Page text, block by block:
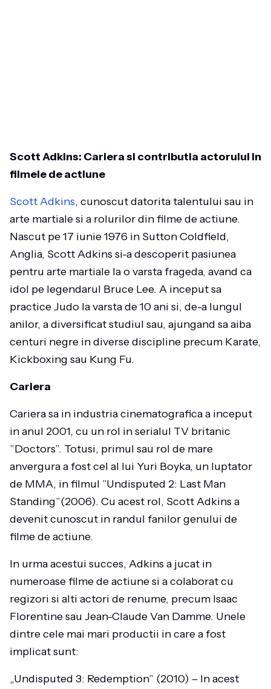
Scott Adkins: Cariera si contributia actorului in
filmele de actiune
Scott Adkins, cunoscut datorita talentului sau in
arte martiale si a rolurilor din filme de actiune.
Nascut pe 17 iunie 1976 in Sutton Coldfield,
Anglia, Scott Adkins si-a descoperit pasiunea
pentru arte martiale la o varsta frageda, avand ca
idol pe legendarul Bruce Lee. A inceput sa
practice Judo la varsta de 10 ani si, de-a lungul
anilor, a diversificat studiul sau, ajungand sa aiba
centuri negre in diverse discipline precum Karate,
Kickboxing sau Kung Fu.
Cariera
Cariera sa in industria cinematografica a inceput
in anul 2001, cu un rol in serialul TV britanic
”Doctors”. Totusi, primul sau rol de mare
anvergura a fost cel al lui Yuri Boyka, un luptator
de MMA, in filmul ”Undisputed 2: Last Man
Standing”(2006). Cu acest rol, Scott Adkins a
devenit cunoscut in randul fanilor genului de
filme de actiune.
In urma acestui succes, Adkins a jucat in
numeroase filme de actiune si a colaborat cu
regizori si alti actori de renume, precum Isaac
Florentine sau Jean-Claude Van Damme. Unele
dintre cele mai mari productii in care a fost
implicat sunt:
„Undisputed 3: Redemption” (2010) – In acest